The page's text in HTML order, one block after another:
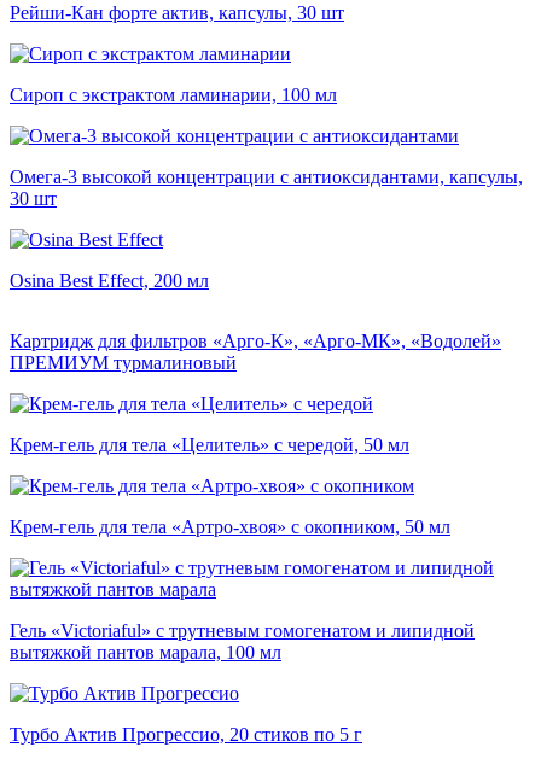
Рейши-Кан форте актив, капсулы, 30 шт
Сироп с экстрактом ламинарии, 100 мл
Омега-3 высокой концентрации с антиоксидантами, капсулы,
30 шт
Osina Best Effect, 200 мл
Картридж для фильтров «Арго-К», «Арго-МК», «Водолей»
ПРЕМИУМ турмалиновый
Крем-гель для тела «Целитель» с чередой, 50 мл
Крем-гель для тела «Артро-хвоя» с окопником, 50 мл
Гель «Victoriaful» с трутневым гомогенатом и липидной
вытяжкой пантов марала, 100 мл
Турбо Актив Прогрессио, 20 стиков по 5 г